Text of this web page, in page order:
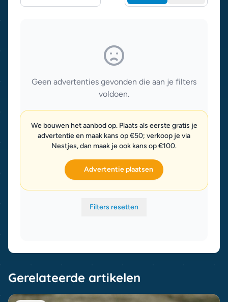
Geen advertenties gevonden die aan je filters
voldoen.
We bouwen het aanbod op. Plaats als eerste gratis je
advertentie en maak kans op €50; verkoop je via
Nestjes, dan maak je ook kans op €100.
Advertentie plaatsen
Filters resetten
Gerelateerde artikelen